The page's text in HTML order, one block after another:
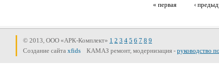
Страницы
« первая ‹
© 2013, ООО «АРК-Комплект» 1 2 3 4 5 6 7 8 9
Создание сайта xfids КАМАЗ ремонт, модернизация - руководство